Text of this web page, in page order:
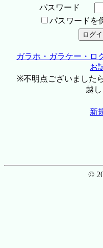
パスワード
パスワードを
ガラホ・ガラケー・ロ
お
※不明点ございました
越し
新
©